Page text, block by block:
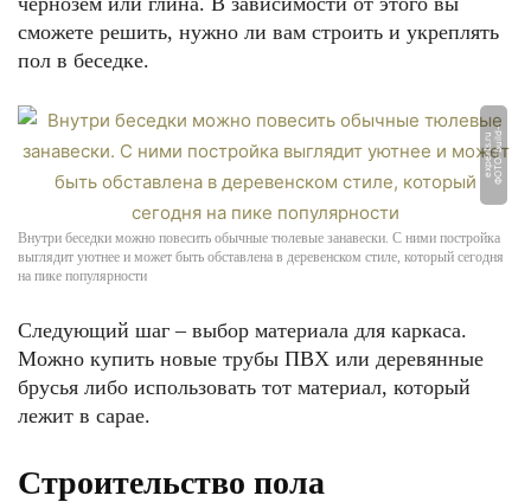
сможете решить, нужно ли вам строить и укреплять
пол в беседке.
Ф
О
Т
О:
b
uil
d-
e
x
p
e
r
t
s.
r
u
Внутри беседки можно повесить обычные тюлевые занавески. С ними постройка
выглядит уютнее и может быть обставлена в деревенском стиле, который сегодня
на пике популярности
Следующий шаг – выбор материала для каркаса.
Можно купить новые трубы ПВХ или деревянные
брусья либо использовать тот материал, который
лежит в сарае.
Строительство пола